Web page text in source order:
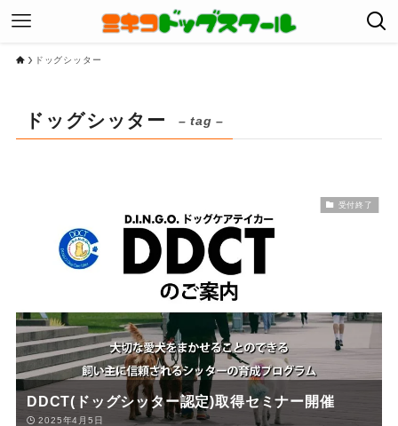
ドッグシッター
ドッグシッター – tag –
受付終了
DDCT(ドッグシッター認定)取得セミナー開催
2025年4月5日